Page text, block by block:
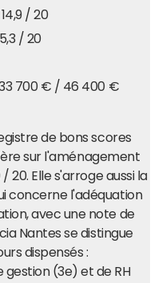
14,9 / 20
/ 20
700 € / 46 400 €
de bons scores
sur l'aménagement
20. Elle s'arroge aussi la
concerne l'adéquation
avec une note de
Nantes se distingue
dispensés :
(3e) et de RH